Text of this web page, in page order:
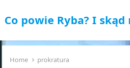
Co powie Ryba? I skąd
Home prokratura